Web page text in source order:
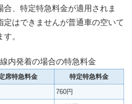
、特定特急料金が適用されま
定はできませんが普通車の空いて
。
内発着の場合の特急料金
席特急料金
特定特急料金
760円